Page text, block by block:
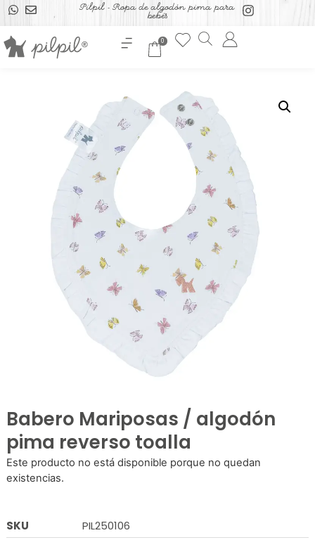
Pilpil - Ropa de algodón pima para
bebés
0
Babero Mariposas / algodón
pima reverso toalla
Este producto no está disponible porque no quedan
existencias.
SKU
PIL250106